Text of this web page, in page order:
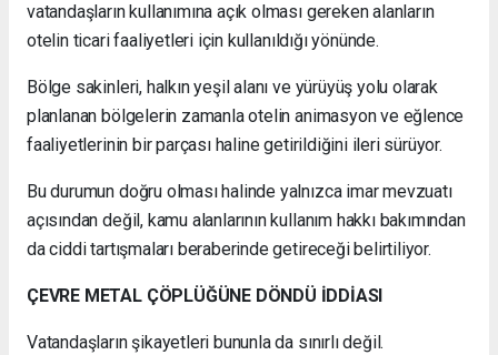
vatandaşların kullanımına açık olması gereken alanların
otelin ticari faaliyetleri için kullanıldığı yönünde.
Bölge sakinleri, halkın yeşil alanı ve yürüyüş yolu olarak
planlanan bölgelerin zamanla otelin animasyon ve eğlence
faaliyetlerinin bir parçası haline getirildiğini ileri sürüyor.
Bu durumun doğru olması halinde yalnızca imar mevzuatı
açısından değil, kamu alanlarının kullanım hakkı bakımından
da ciddi tartışmaları beraberinde getireceği belirtiliyor.
ÇEVRE METAL ÇÖPLÜĞÜNE DÖNDÜ İDDİASI
Vatandaşların şikayetleri bununla da sınırlı değil.